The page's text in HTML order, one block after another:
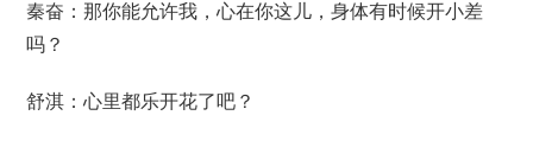
秦奋：那你能允许我，心在你这儿，身体有时候开小差
吗？
舒淇：心里都乐开花了吧？